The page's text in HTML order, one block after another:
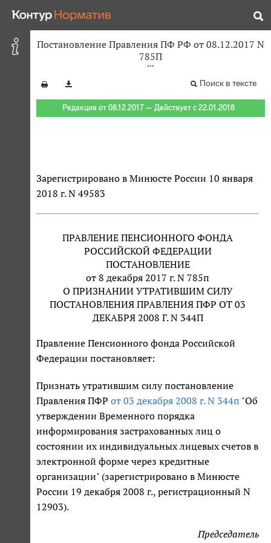
Постановление Правления ПФ РФ от 08.12.2017 N
785П
Поиск в тексте
Редакция от 08.12.2017 — Действует с 22.01.2018
Зарегистрировано в Минюсте России 10 января
2018 г. N 49583
ПРАВЛЕНИЕ ПЕНСИОННОГО ФОНДА
РОССИЙСКОЙ ФЕДЕРАЦИИ
ПОСТАНОВЛЕНИЕ
от 8 декабря 2017 г. N 785п
О ПРИЗНАНИИ УТРАТИВШИМ СИЛУ
ПОСТАНОВЛЕНИЯ ПРАВЛЕНИЯ ПФР ОТ 03
ДЕКАБРЯ 2008 Г. N 344П
Правление Пенсионного фонда Российской
Федерации постановляет:
Признать утратившим силу постановление
Правления ПФР от 03 декабря 2008 г. N 344п "Об
утверждении Временного порядка
информирования застрахованных лиц о
состоянии их индивидуальных лицевых счетов в
электронной форме через кредитные
организации" (зарегистрировано в Минюсте
России 19 декабря 2008 г., регистрационный N
12903).
Председатель